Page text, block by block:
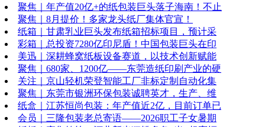
聚焦｜年产值20亿+的纸包装巨头落子海南！不止
聚焦｜8月提价！多家龙头纸厂集体官宣！
纸箱｜甘肃乳业巨头发布纸箱招标项目，预计采
彩箱｜总投资7280亿印尼盾！中国包装巨头在印
美迅｜深耕蜂窝纸板设备赛道，以技术创新赋能
聚焦｜680家、1200亿——东莞造纸印刷产业的硬
关注｜京山轻机荣登智能工厂非标定制自动化集
聚焦｜东莞市银洲环保包装诚聘英才，生产、维
纸盒｜江苏恒尚包装：年产值近2亿，目前订单已
会员｜三隆包装老总寄语——2026职工子女暑期